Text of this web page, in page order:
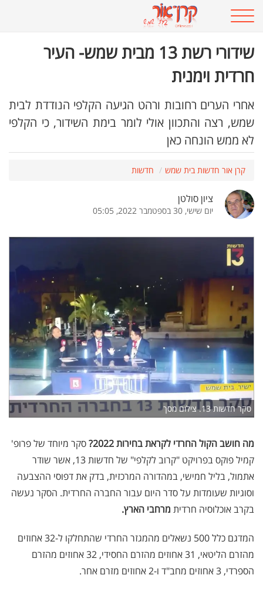
שידורי רשת 13 מבית שמש- העיר
חרדית וימנית
אחרי הערים רחובות ורהט הגיעה הקלפי הנודדת לבית
שמש, רצה והתכוון אולי לומר בימת השידור, כי הקלפי
לא ממש הונחה כאן
קרן אור חדשות בית שמש חדשות
ציון סולטן
יום שישי, 30 בספטמבר 2022, 05:05
סקר חדשות 13. צילום מסך
מה חושב הקול החרדי לקראת בחירות 2022?
סקר מיוחד של פרופ'
קמיל פוקס בפרויקט "קרוב לקלפי" של חדשות 13, אשר שודר
אתמול, בליל חמישי, במהדורה המרכזית, בדק את דפוסי ההצבעה
וסוגיות שעומדות על סדר היום עבור החברה החרדית. הסקר נעשה
בקרב אוכלוסיה חרדית מרחבי הארץ.
המדגם כלל 500 נשאלים מהמגזר החרדי שהתחלקו ל-32 אחוזים
מהזרם הליטאי, 31 אחוזים מהזרם החסידי, 32 אחוזים מהזרם
הספרדי, 3 אחוזים מחב"ד ו-2 אחוזים מזרם אחר
.